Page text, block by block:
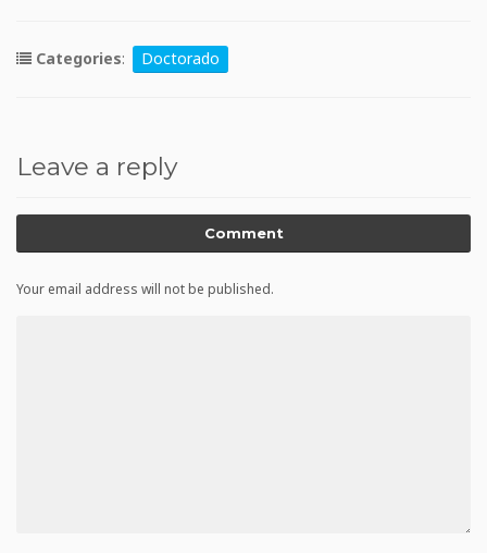
Categories: Doctorado
Leave a reply
Comment
Your email address will not be published.